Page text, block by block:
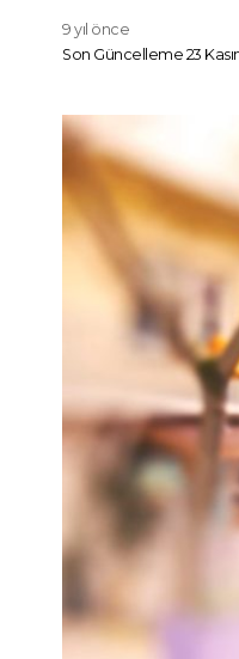
Son Güncelleme 23
9 yıl önce